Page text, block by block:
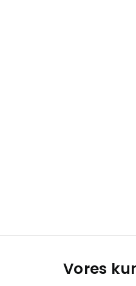
Vores